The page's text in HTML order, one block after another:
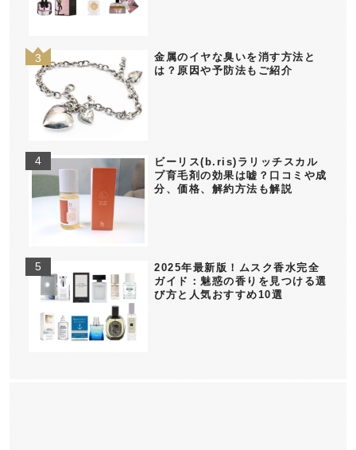
金属のイヤな臭いを消す方法と
は？原因や予防法もご紹介
ビーリス(b.ris)ラリッチスカル
プ育毛剤の効果は嘘？口コミや成
分、価格、解約方法も解説
2025年最新版！ムスク香水完全
ガイド：魅惑の香りを見つける選
び方と人気おすすめ10選